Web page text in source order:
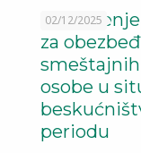
02/12/2025
za
osobe u
periodu